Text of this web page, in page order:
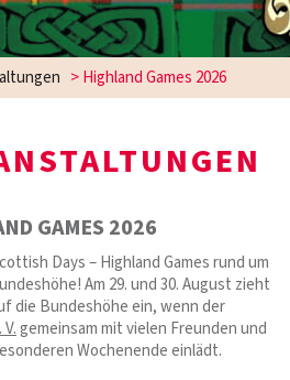
>Highland Games 2026
GAMES 2026
Days – Highland Games rund um
Am 29. und 30. August zieht
die Bundeshöhe ein, wenn der
gemeinsam mit vielen Freunden und
Wochenende einlädt.